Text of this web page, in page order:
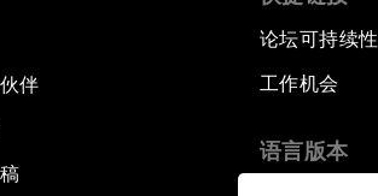
伴
论坛可持续性
工作机会
语言版本